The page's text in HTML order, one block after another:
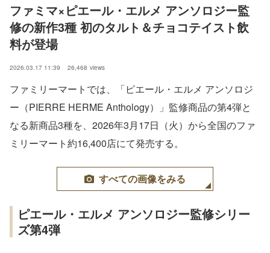
ファミマ×ピエール・エルメ アンソロジー監
修の新作3種 初のタルト＆チョコテイスト飲
料が登場
2026.03.17 11:39 26,468 views
ファミリーマートでは、「ピエール・エルメ アンソロジ
ー（PIERRE HERME Anthology）」監修商品の第4弾と
なる新商品3種を、2026年3月17日（火）から全国のファ
ミリーマート約16,400店にて発売する。
すべての画像をみる
ピエール・エルメ アンソロジー監修シリー
ズ第4弾